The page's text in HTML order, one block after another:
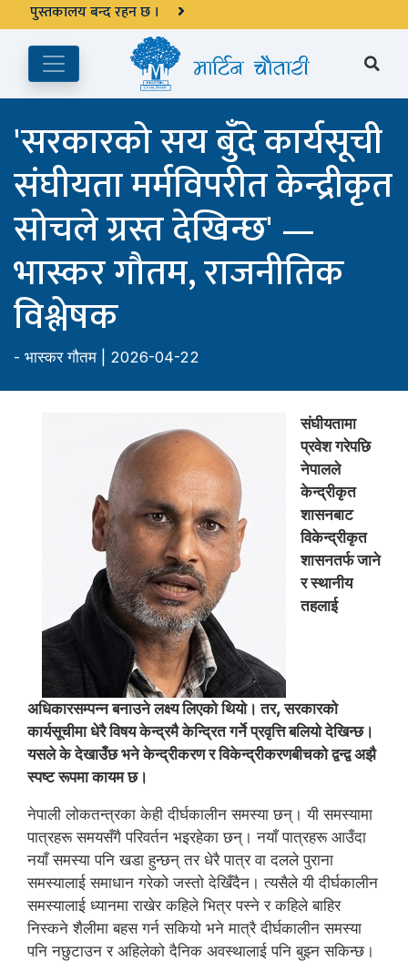
अङ्ग्रेजी महिनाको प्रत्येक दोस्रो र चौथो शुक्रबार मार्टिन चौतारी र यसको
पुस्तकालय बन्द रहने छ ।
'सरकारको सय बुँदे कार्यसूची
संघीयता मर्मविपरीत केन्द्रीकृत
सोचले ग्रस्त देखिन्छ' —
भास्कर गौतम, राजनीतिक
विश्लेषक
- भास्कर गौतम | 2026-04-22
संघीयतामा
प्रवेश गरेपछि
नेपालले
केन्द्रीकृत
शासनबाट
विकेन्द्रीकृत
शासनतर्फ जाने
र स्थानीय
तहलाई
अधिकारसम्पन्न बनाउने लक्ष्य लिएको थियो। तर, सरकारको
कार्यसूचीमा धेरै विषय केन्द्रमै केन्द्रित गर्ने प्रवृत्ति बलियो देखिन्छ।
यसले के देखाउँछ भने केन्द्रीकरण र विकेन्द्रीकरणबीचको द्वन्द्व अझै
स्पष्ट रूपमा कायम छ।
नेपाली लोकतन्त्रका केही दीर्घकालीन समस्या छन्। यी समस्यामा
पात्रहरू समयसँगै परिवर्तन भइरहेका छन्। नयाँ पात्रहरू आउँदा
नयाँ समस्या पनि खडा हुन्छन् तर धेरै पात्र वा दलले पुराना
समस्यालाई समाधान गरेको जस्तो देखिँदैन। त्यसैले यी दीर्घकालीन
समस्यालाई ध्यानमा राखेर कहिले भित्र पस्ने र कहिले बाहिर
निस्कने शैलीमा बहस गर्न सकियो भने मात्रै दीर्घकालीन समस्या
पनि नछुटाउन र अहिलेको दैनिक अवस्थालाई पनि बुझ्न सकिन्छ।